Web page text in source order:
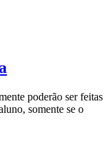
poderão ser feitas
somente se o